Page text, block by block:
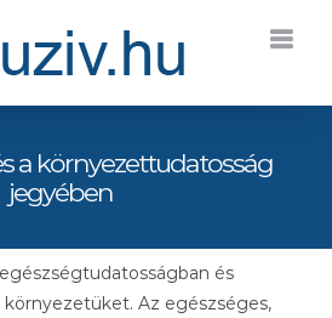
a környezettudatosság
jegyében
és
Az egészséges,